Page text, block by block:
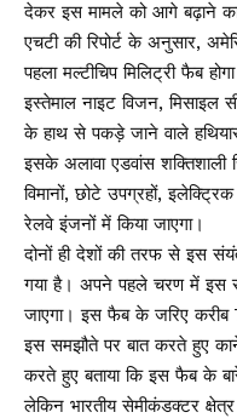
देकर इस मामले को आगे बढ़ाने
एचटी की रिपोर्ट के अनुसार,
पहला मल्टीचिप मिलिट्री फैब
इस्तेमाल नाइट विजन, मिसाइल
के हाथ से पकड़े जाने वाले
इसके अलावा एडवांस शक्तिशाली
विमानों, छोटे उपग्रहों,
रेलवे इंजनों में किया जाएगा।
दोनों ही देशों की तरफ से इस
गया है। अपने पहले चरण में इस
जाएगा। इस फैब के जरिए करीब
इस समझौते पर बात करते हुए
करते हुए बताया कि इस फैब के
लेकिन भारतीय सेमीकंडक्टर